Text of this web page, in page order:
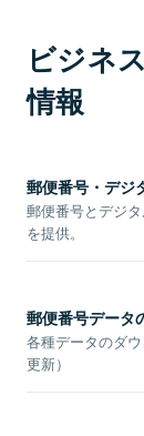
ビジネ
情報
郵便番号・デジ
郵便番号とデジ
を提供。
郵便番号データ
各種データのダ
更新）